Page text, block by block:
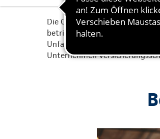
Die Continentale bietet Ihnen
betriebliche Altersvorsorge
Unfallversicherung (bUV)
Unternehmen